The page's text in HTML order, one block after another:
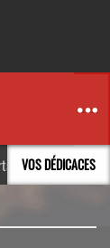
VOS DÉDICACES
l’interview !